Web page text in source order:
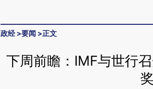
政经>要闻 >正文
下周前瞻：IMF与世行